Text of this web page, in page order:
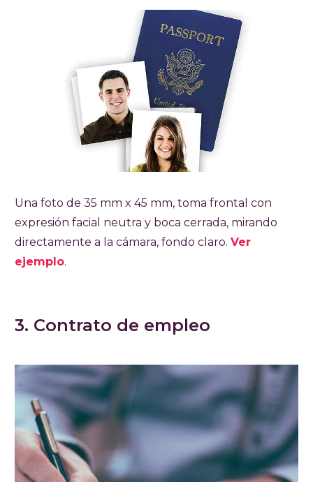
Una foto de 35 mm x 45 mm, toma frontal con
expresión facial neutra y boca cerrada, mirando
directamente a la cámara, fondo claro. Ver
ejemplo.
3. Contrato de empleo